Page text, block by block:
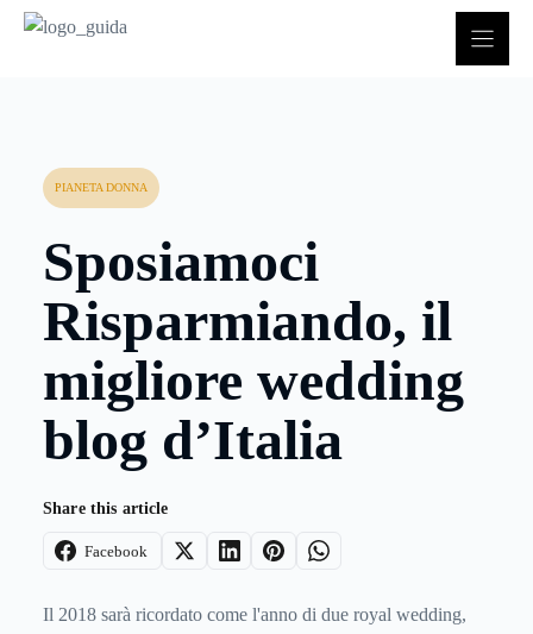
PIANETA DONNA
Sposiamoci
Risparmiando, il
migliore wedding
blog d’Italia
Share this article
Facebook
Il 2018 sarà ricordato come l'anno di due royal wedding,